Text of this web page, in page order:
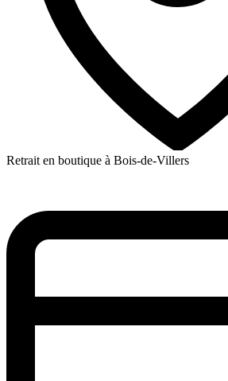
Retrait en boutique à Bois-de-Villers